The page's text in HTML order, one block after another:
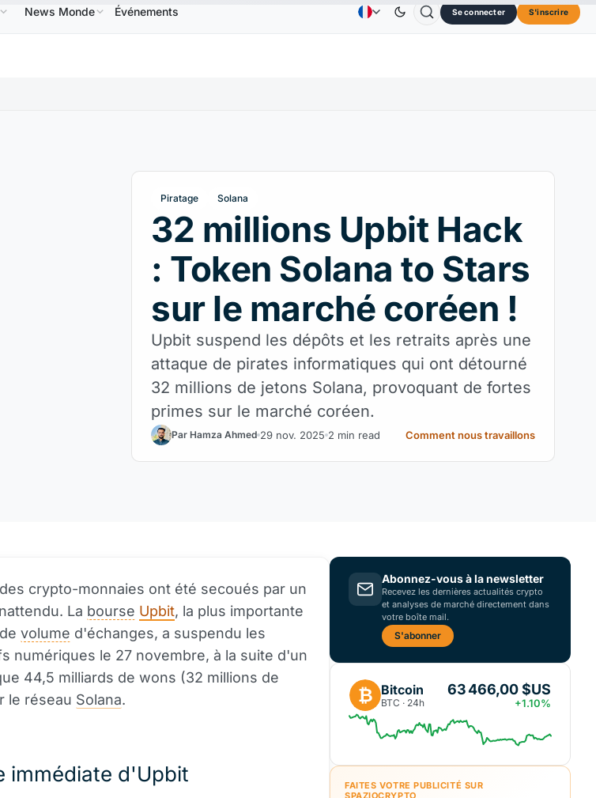
USDCUSDC0,9995 $US↑0.00% XRP 73,45 $US↑2.10% TRON TRX 0,3264 $US ↓0.30% Dogecoin
Contactez nous A propos de
News Monde Événements Se connecter S'inscrire
Piratage Solana
32 millions Upbit Hack
: Token Solana to Stars
sur le marché coréen !
Upbit suspend les dépôts et les retraits après une
attaque de pirates informatiques qui ont détourné
32 millions de jetons Solana, provoquant de fortes
primes sur le marché coréen.
Par Hamza Ahmed 29 nov. 2025 2 min read Comment nous travaillons
crypto-monnaies ont été secoués par un
La bourse Upbit, la plus importante
volume d'échanges, a suspendu les
numériques le 27 novembre, à la suite d'un
44,5 milliards de wons (32 millions de
le réseau Solana.
immédiate d'Upbit
Abonnez-vous à la newsletter
Recevez les dernières actualités crypto
et analyses de marché directement dans
votre boîte mail.
S'abonner
₿ Bitcoin
BTC · 24h
63 466,00 $US
+1.10%
FAITES VOTRE PUBLICITÉ SUR
SPAZIOCRYPTO